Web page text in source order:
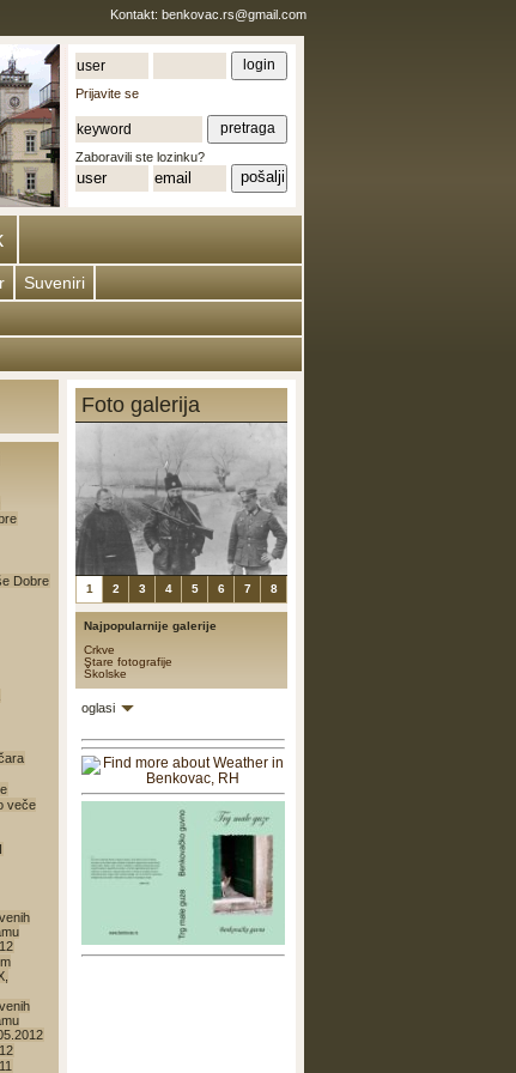
Kontakt: benkovac.rs@gmail.com
Prijavite se
Zaboravili ste lozinku?
Suveniri
Dobre
veče
Foto galerija
1 2 3 4 5 6 7 8
Najpopularnije galerije
Crkve
Stare fotografije
Školske
oglasi